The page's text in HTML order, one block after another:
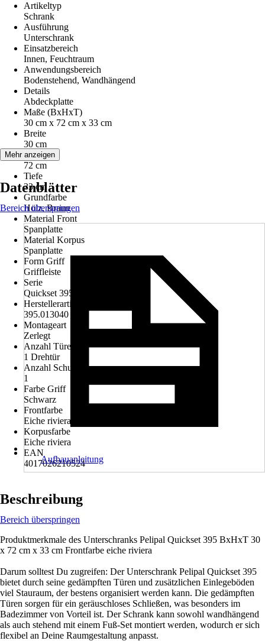
Artikeltyp
Schrank
Ausführung
Unterschrank
Einsatzbereich
Innen, Feuchtraum
Anwendungsbereich
Bodenstehend, Wandhängend
Details
Abdeckplatte
Maße (BxHxT)
30 cm x 72 cm x 33 cm
Breite
30 cm
Höhe
72 cm
Tiefe
33 cm
Grundfarbe
Holz, Braun
Material Front
Spanplatte
Material Korpus
Spanplatte
Form Griff
Griffleiste
Serie
Quickset 395
Herstellerartikelnummer
395.013040
Montageart
Zerlegt
Anzahl Türen
1 Drehtür
Anzahl Schubladen
1
Farbe Griff
Schwarz
Frontfarbe
Eiche riviera
Korpusfarbe
Eiche riviera
EAN
4017026210524
Mehr anzeigen
Datenblätter
Bereich überspringen
Aufbauanleitung
Beschreibung
Bereich überspringen
Produktmerkmale des Unterschranks Pelipal Quickset 395 BxHxT 30
x 72 cm x 33 cm Frontfarbe eiche riviera
Darum solltest Du zugreifen: Der Unterschrank Pelipal Quickset 395
bietet durch seine gedämpften Türen und zusätzlichen Einlegeböden
viel Stauraum, der bestens organisiert werden kann. Die gedämpften
Türen sorgen für ein geräuschloses Schließen, was besonders im
Badezimmer von Vorteil ist. Der Schrank kann sowohl wandhängend
als auch stehend mit einem Fuß-Set montiert werden, wodurch er sich
flexibel an Deine Raumgestaltung anpasst.